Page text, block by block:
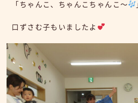
「ちゃんこ、ちゃんこちゃんこ～
口ずさむ子もいましたよ